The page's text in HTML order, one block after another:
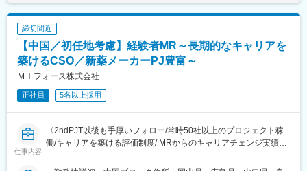
に対応した、より良い製品の創出に努めています。
■当社の特徴
東証プライム市場に上場する「テクマトリックス株式会社」医療
システム事業における中核子会社です。
主に医用画像診断支援システム（PACS）や放射線情報管理システ
ム（RIS）等の医用システムの開発から運営までを手がけていま
するPSPの主力商品の1つとなっており、これにより国内22％超
に留まらず、タイに現地法人を置き、周辺国の病院にアプローチ
を始めています。
締切間近
【中国／初任地考慮】経験者MR～長期的なキャリアを
築けるCSO／新薬メーカーPJ豊富～
ＭＩフォース株式会社
正社員 5名以上採用
仕事内容
〈2ndPJT以後も手厚いフォロー/常時50社以上のプロジェクト稼
働/キャリアを築ける評価制度/ MRからのキャリアチェンジ実績有
クライアントである製薬会社のプロジェクトに所属し、MRとして